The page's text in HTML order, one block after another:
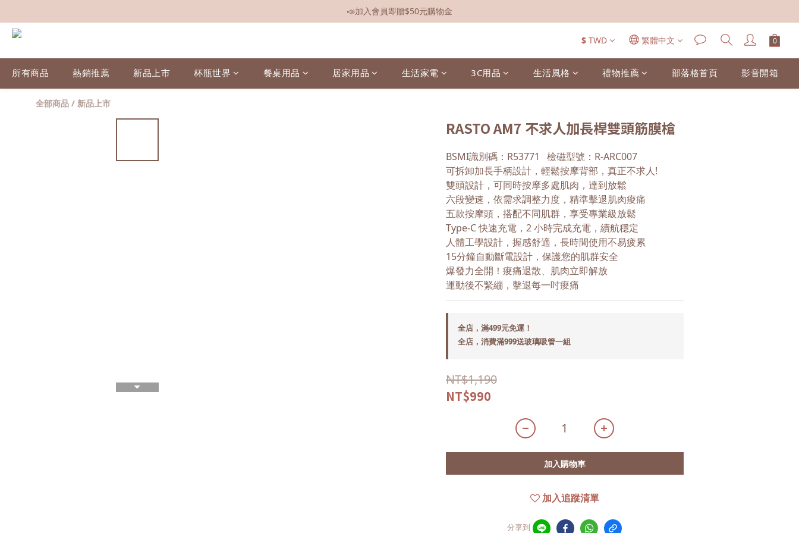
📣全館現貨
📣加入會員即贈$50元購物金
$ TWD 繁體中文
所有商品 熱銷推薦 新品上市 杯瓶世界 餐桌用品 居家用品 生活家電 3C用品 生活風格 禮物推薦 部落格首頁 影音開箱
全部商品 / 新品上市
RASTO AM7 不求人加長桿雙頭筋膜槍
BSMI識別碼：R53771   檢磁型號：R-ARC007
可拆卸加長手柄設計，輕鬆按摩背部，真正不求人!
雙頭設計，可同時按摩多處肌肉，達到放鬆
六段變速，依需求調整力度，精準擊退肌肉痠痛
五款按摩頭，搭配不同肌群，享受專業級放鬆
Type-C 快速充電，2 小時完成充電，續航穩定
人體工學設計，握感舒適，長時間使用不易疲累
15分鐘自動斷電設計，保護您的肌群安全
爆發力全開！痠痛退散、肌肉立即解放
運動後不緊繃，擊退每一吋痠痛
全店，滿499元免運！
全店，消費滿999送玻璃吸管一組
NT$1,190
NT$990
加入購物車
加入追蹤清單
分享到